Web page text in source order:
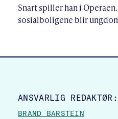
Snart spiller han i
sosialboligene blir
SITE FOOTER
ANSVARLIG REDAKTØR:
BRAND BARSTEIN